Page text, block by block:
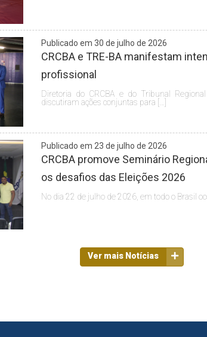
Publicado em 30 de julho de 2026
CRCBA e TRE-BA manifestam
profissional
Diretoria do CRCBA e do Tribunal
discutiram ações conjuntas para […]
Publicado em 23 de julho de 2026
CRCBA promove Seminário
os desafios das Eleições 2026
No dia 22 de julho de 2026, em todo o Brasil
Ver mais Notícias